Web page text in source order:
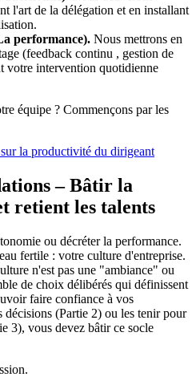
l'art de la délégation et en installant
performance). Nous mettrons en
(feedback continu , gestion de
votre intervention quotidienne
équipe ? Commençons par les
la productivité du dirigeant
– Bâtir la
retient les talents
ou décréter la performance.
fertile : votre culture d'entreprise.
n'est pas une "ambiance" ou
de choix délibérés qui définissent
faire confiance à vos
décisions (Partie 2) ou les tenir pour
3), vous devez bâtir ce socle